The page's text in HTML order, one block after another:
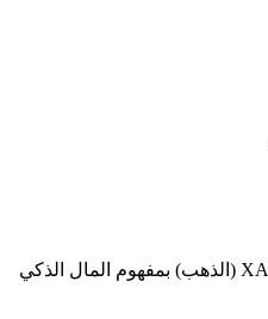
تحليل XAUUSD (الذهب) بمفهوم المال الذكي